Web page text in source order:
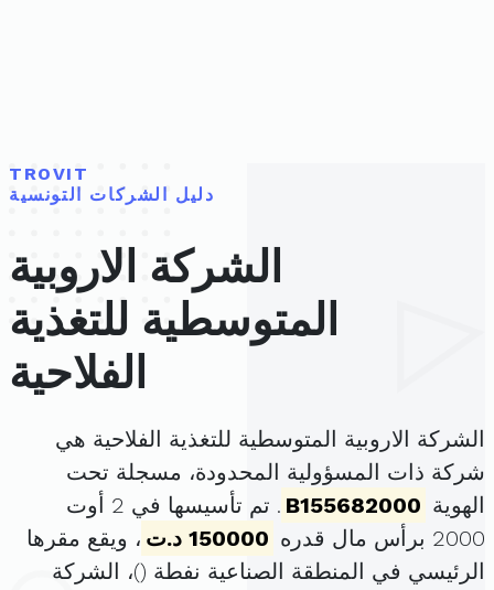
TROVIT
دليل الشركات التونسية
الشركة الاروبية
المتوسطية للتغذية
الفلاحية
الشركة الاروبية المتوسطية للتغذية الفلاحية هي
شركة ذات المسؤولية المحدودة، مسجلة تحت
الهوية B155682000
. تم تأسيسها في 2 أوت
2000 برأس مال قدره
150000 د.ت
، ويقع مقرها
الرئيسي في المنطقة الصناعية نفطة ()، الشركة